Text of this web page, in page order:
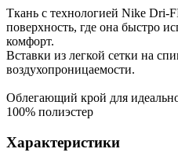
Ткань с технологией Nike Dri-
поверхность, где она быстро
комфорт.
Вставки из легкой сетки на
воздухопроницаемости.
Облегающий крой для
100% полиэстер
Характеристики